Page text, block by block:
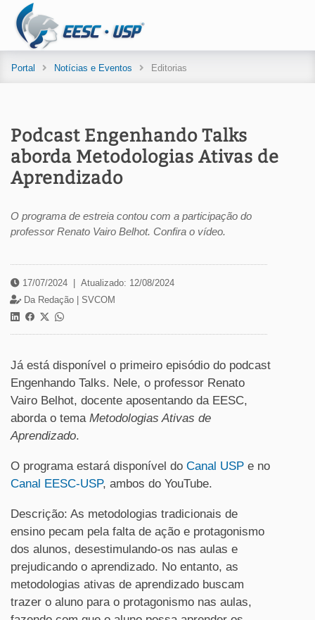
Portal Notícias e Eventos Editorias
Podcast Engenhando Talks
aborda Metodologias Ativas de
Aprendizado
O programa de estreia contou com a participação do
professor Renato Vairo Belhot. Confira o vídeo.
17/07/2024
Atualizado: 12/08/2024
Da Redação | SVCOM
Já está disponível o primeiro episódio do podcast
Engenhando Talks. Nele, o professor Renato
Vairo Belhot, docente aposentando da EESC,
aborda o tema Metodologias Ativas de
Aprendizado.
O programa estará disponível do Canal USP e no
Canal EESC-USP, ambos do YouTube.
Descrição: As metodologias tradicionais de
ensino pecam pela falta de ação e protagonismo
dos alunos, desestimulando-os nas aulas e
prejudicando o aprendizado. No entanto, as
metodologias ativas de aprendizado buscam
trazer o aluno para o protagonismo nas aulas,